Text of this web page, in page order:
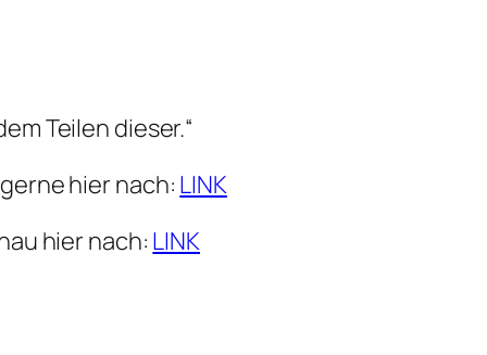
Teilen dieser.“
hier nach: LINK
hier nach: LINK